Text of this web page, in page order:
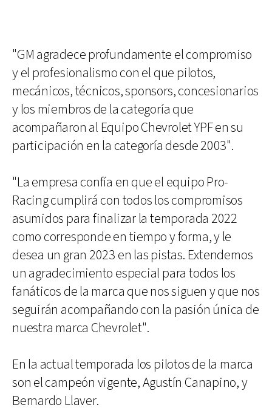
"GM agradece profundamente el compromiso
y el profesionalismo con el que pilotos,
mecánicos, técnicos, sponsors, concesionarios
y los miembros de la categoría que
acompañaron al Equipo Chevrolet YPF en su
participación en la categoría desde 2003".
"La empresa confía en que el equipo Pro-
Racing cumplirá con todos los compromisos
asumidos para finalizar la temporada 2022
como corresponde en tiempo y forma, y le
desea un gran 2023 en las pistas. Extendemos
un agradecimiento especial para todos los
fanáticos de la marca que nos siguen y que nos
seguirán acompañando con la pasión única de
nuestra marca Chevrolet".
En la actual temporada los pilotos de la marca
son el campeón vigente, Agustín Canapino, y
Bernardo Llaver.